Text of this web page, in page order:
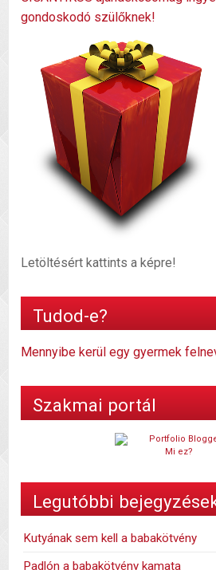
gondoskodó szülőknek!
Letöltésért kattints a képre!
Tudod-e?
Mennyibe kerül egy gyermek
Szakmai portál
Mi ez?
Legutóbbi
Kutyának sem kell a babakötvény
Padlón a babakötvény kamata